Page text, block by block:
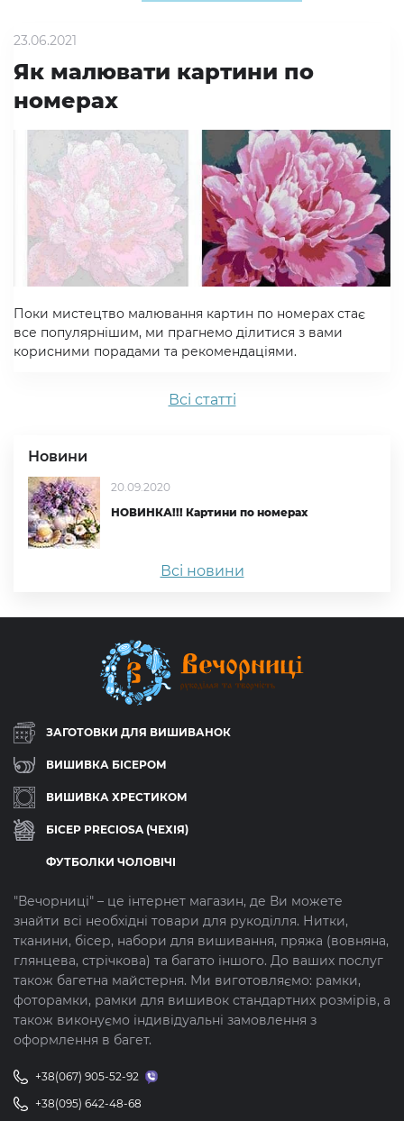
23.06.2021
Як малювати картини по
номерах
Поки мистецтво малювання картин по номерах стає
все популярнішим, ми прагнемо ділитися з вами
корисними порадами та рекомендаціями.
Всi статтi
Новини
20.09.2020
НОВИНКА!!! Картини по номерах
Всі новини
ЗАГОТОВКИ ДЛЯ ВИШИВАНОК
ВИШИВКА БІСЕРОМ
ВИШИВКА ХРЕСТИКОМ
БІСЕР PRECIOSA (ЧЕХІЯ)
ФУТБОЛКИ ЧОЛОВІЧІ
"Вечорниці" – це інтернет магазин, де Ви можете
знайти всі необхідні товари для рукоділля. Нитки,
тканини, бісер, набори для вишивання, пряжа (вовняна,
глянцева, стрічкова) та багато іншого. До ваших послуг
також багетна майстерня. Ми виготовляємо: рамки,
фоторамки, рамки для вишивок стандартних розмірів, а
також виконуємо індивідуальні замовлення з
оформлення в багет.
+38(067) 905-52-92
+38(095) 642-48-68